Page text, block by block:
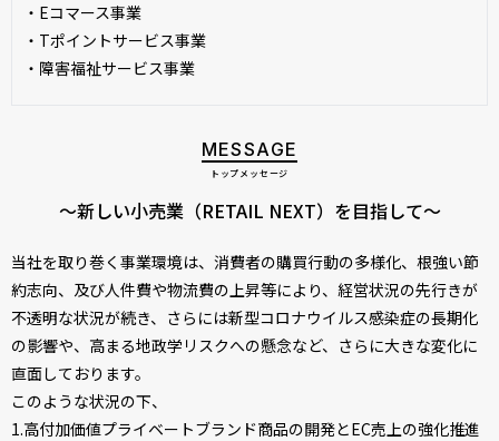
・Eコマース事業
・Tポイントサービス事業
・障害福祉サービス事業
MESSAGE
トップメッセージ
～新しい小売業（RETAIL NEXT）を目指して～
当社を取り巻く事業環境は、消費者の購買行動の多様化、根強い節
約志向、及び人件費や物流費の上昇等により、経営状況の先行きが
不透明な状況が続き、さらには新型コロナウイルス感染症の長期化
の影響や、高まる地政学リスクへの懸念など、さらに大きな変化に
直面しております。
このような状況の下、
1.高付加価値プライベートブランド商品の開発とEC売上の強化推進